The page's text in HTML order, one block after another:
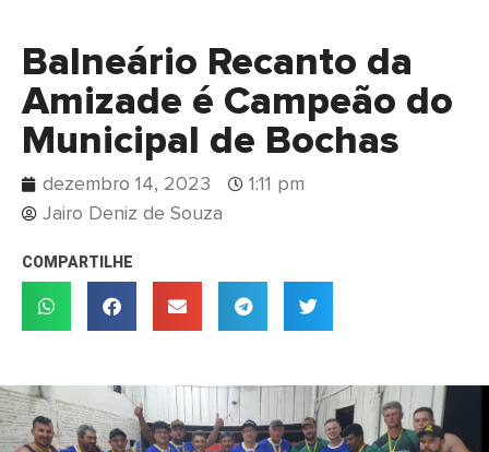
Balneário Recanto da
Amizade é Campeão do
Municipal de Bochas
dezembro 14, 2023
1:11 pm
Jairo Deniz de Souza
COMPARTILHE